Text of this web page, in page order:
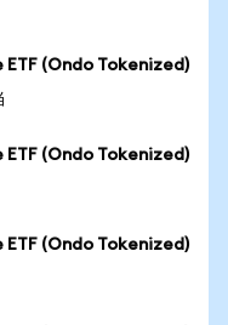
(Ondo Tokenized)
(Ondo Tokenized)
(Ondo Tokenized)